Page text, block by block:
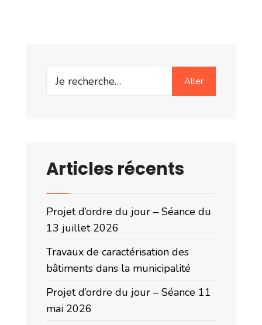
Search
Aller
Articles récents
Projet d’ordre du jour – Séance du
13 juillet 2026
Travaux de caractérisation des
bâtiments dans la municipalité
Projet d’ordre du jour – Séance 11
mai 2026